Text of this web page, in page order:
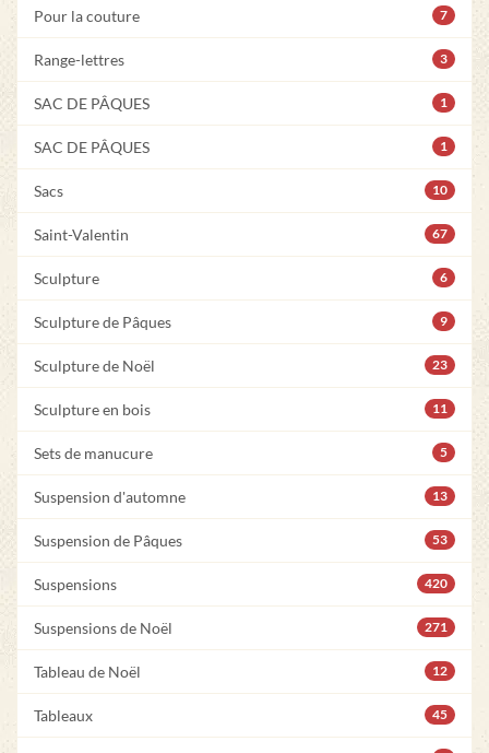
Pour la couture 7
Range-lettres 3
SAC DE PÂQUES 1
SAC DE PÂQUES 1
Sacs 10
Saint-Valentin 67
Sculpture 6
Sculpture de Pâques 9
Sculpture de Noël 23
Sculpture en bois 11
Sets de manucure 5
Suspension d'automne 13
Suspension de Pâques 53
Suspensions 420
Suspensions de Noël 271
Tableau de Noël 12
Tableaux 45